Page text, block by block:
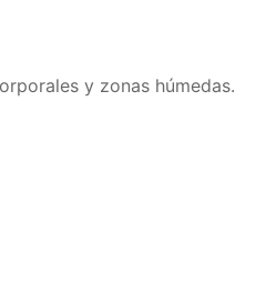
y zonas húmedas.